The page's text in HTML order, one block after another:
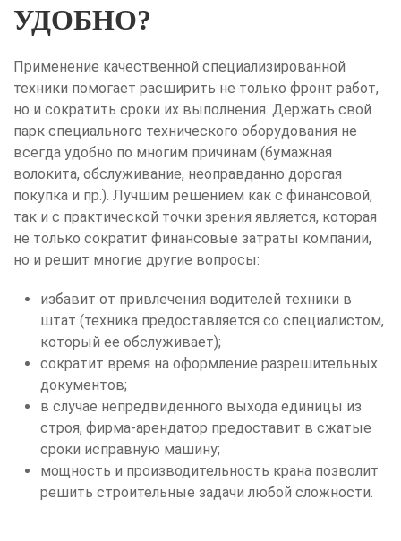
УДОБНО?
Применение качественной специализированной
техники помогает расширить не только фронт работ,
но и сократить сроки их выполнения. Держать свой
парк специального технического оборудования не
всегда удобно по многим причинам (бумажная
волокита, обслуживание, неоправданно дорогая
покупка и пр.). Лучшим решением как с финансовой,
так и с практической точки зрения является, которая
не только сократит финансовые затраты компании,
но и решит многие другие вопросы:
избавит от привлечения водителей техники в
штат (техника предоставляется со специалистом,
который ее обслуживает);
сократит время на оформление разрешительных
документов;
в случае непредвиденного выхода единицы из
строя, фирма-арендатор предоставит в сжатые
сроки исправную машину;
мощность и производительность крана позволит
решить строительные задачи любой сложности.